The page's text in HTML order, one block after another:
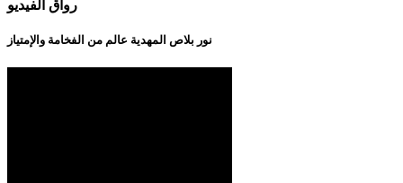
رواق الفيديو
نور بلاص المهدية عالم من الفخامة والإمتياز